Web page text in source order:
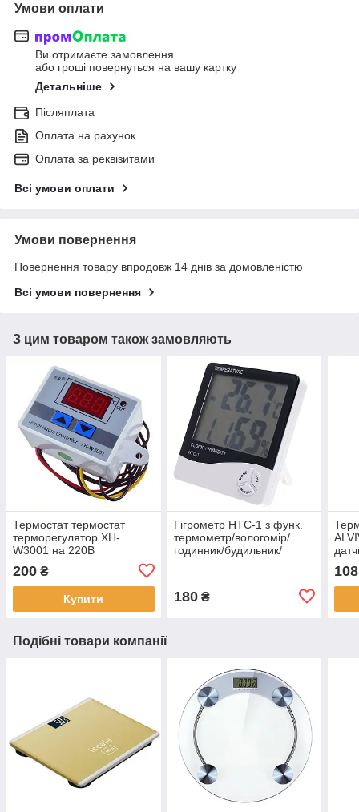
Умови оплати
Ви отримаєте замовлення
або гроші повернуться на вашу картку
Детальніше
Післяплата
Оплата на рахунок
Оплата за реквізитами
Всі умови оплати
Умови повернення
Повернення товару впродовж 14 днів за домовленістю
Всі умови повернення
З цим товаром також замовляють
Термостат термостат
терморегулятор XH-
W3001 на 220В
200 ₴
Купити
Гігрометр HTC-1 з функ.
термометр/вологомір/
годинник/будильник/
180₴
108
Подібні товари компанії